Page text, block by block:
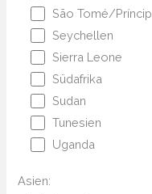
São Tomé/
Seychellen
Sierra Leone
Südafrika
Sudan
Tunesien
Uganda
Asien: